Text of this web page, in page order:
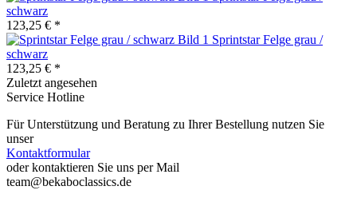
schwarz
123,25 € *
Sprintstar Felge grau /
schwarz
123,25 € *
Zuletzt angesehen
Service Hotline
Für Unterstützung und Beratung zu Ihrer Bestellung nutzen Sie
unser
Kontaktformular
oder kontaktieren Sie uns per Mail
team@bekaboclassics.de